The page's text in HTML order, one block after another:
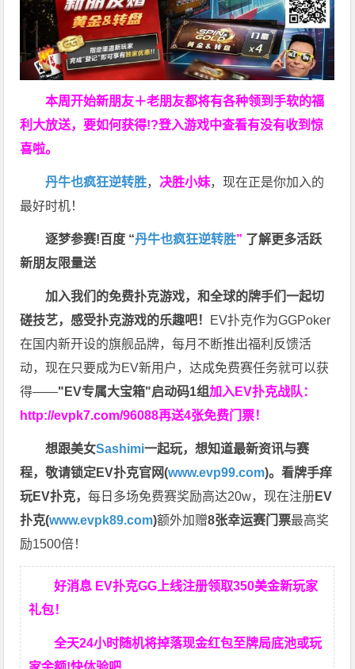
本周开始新朋友＋老朋友都将有各种领到手软的福
利大放送，要如何获得!?登入游戏中查看有没有收到惊
喜啦。
丹牛也疯狂逆转胜， 决胜小妹，现在正是你加入的
最好时机！
逐梦参赛!百度 “丹牛也疯狂逆转胜” 了解更多活跃
新朋友限量送
加入我们的免费扑克游戏，和全球的牌手们一起切
磋技艺，感受扑克游戏的乐趣吧！ EV扑克作为GGPoker
在国内新开设的旗舰品牌，每月不断推出福利反馈活
动，现在只要成为EV新用户，达成免费赛任务就可以获
得——"EV专属大宝箱"启动码1组加入EV扑克战队：
http://evpk7.com/96088再送4张免费门票！
想跟美女Sashimi一起玩，想知道最新资讯与赛
程，敬请锁定EV扑克官网(www.evp99.com)。看牌手痒
玩EV扑克，每日多场免费赛奖励高达20w，现在注册EV
扑克(www.evpk89.com)额外加赠8张幸运赛门票最高奖
励1500倍！
好消息 EV扑克GG上线注册领取350美金新玩家
礼包！
全天24小时随机将掉落现金红包至牌局底池或玩